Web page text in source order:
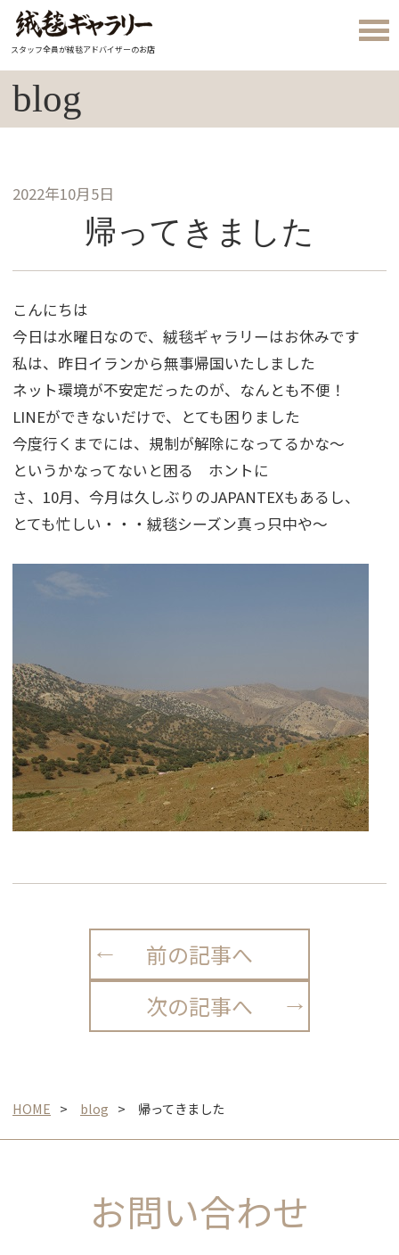
スタッフ全員が絨毯アドバイザーのお店
blog
2022年10月5日
帰ってきました
こんにちは
今日は水曜日なので、絨毯ギャラリーはお休みです
私は、昨日イランから無事帰国いたしました
ネット環境が不安定だったのが、なんとも不便！
LINEができないだけで、とても困りました
今度行くまでには、規制が解除になってるかな～
というかなってないと困る ホントに
さ、10月、今月は久しぶりのJAPANTEXもあるし、
とても忙しい・・・絨毯シーズン真っ只中や～
前の記事へ
次の記事へ
HOME blog 帰ってきました
お問い合わせ